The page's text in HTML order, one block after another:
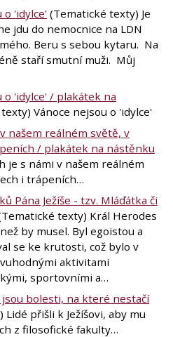
o 'idylce' (Tematické texty) Je
jdu do nemocnice na LDN
Beru s sebou kytaru. Na
staří smutní muži. Můj
o 'idylce' / plakátek na
Vánoce nejsou o 'idylce'
našem reálném světě, v
/ plakátek na nástěnku
je s námi v našem reálném
i trápeních…
Pána Ježíše - tzv. Mláďátka či
texty) Král Herodes
by musel. Byl egoistou a
se ke krutosti, což bylo v
aktivitami
sportovními a…
bolesti, na které nestačí
Lidé přišli k Ježíšovi, aby mu
z filosofické fakulty…